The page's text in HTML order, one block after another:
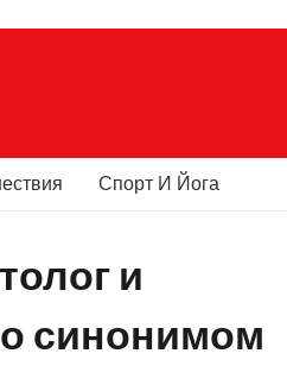
Спорт И Йога
и
синонимом